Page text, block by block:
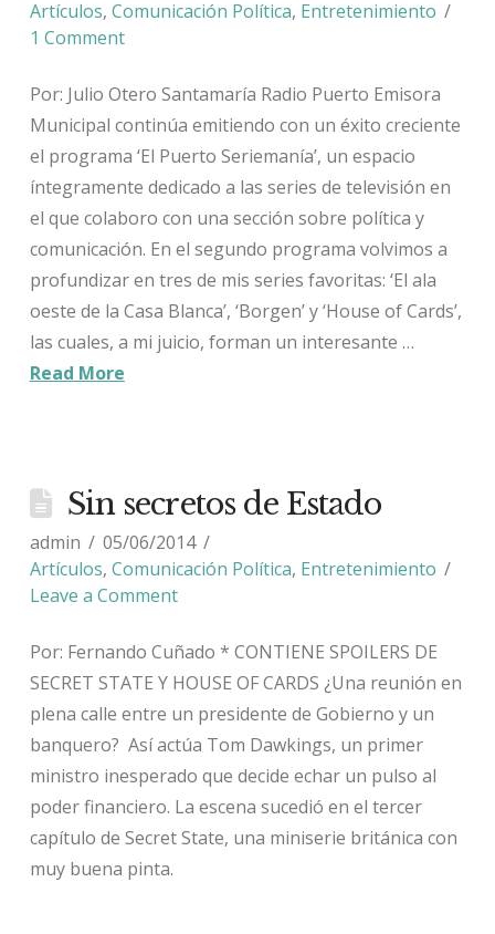
Artículos, Comunicación Política, Entretenimiento
1 Comment
Por: Julio Otero Santamaría Radio Puerto Emisora
Municipal continúa emitiendo con un éxito creciente
el programa ‘El Puerto Seriemanía’, un espacio
íntegramente dedicado a las series de televisión en
el que colaboro con una sección sobre política y
comunicación. En el segundo programa volvimos a
profundizar en tres de mis series favoritas: ‘El ala
oeste de la Casa Blanca’, ‘Borgen’ y ‘House of Cards’,
las cuales, a mi juicio, forman un interesante …
Read More
Sin secretos de Estado
admin
05/06/2014
Artículos, Comunicación Política, Entretenimiento
Leave a Comment
Por: Fernando Cuñado * CONTIENE SPOILERS DE
SECRET STATE Y HOUSE OF CARDS ¿Una reunión en
plena calle entre un presidente de Gobierno y un
banquero? Así actúa Tom Dawkings, un primer
ministro inesperado que decide echar un pulso al
poder financiero. La escena sucedió en el tercer
capítulo de Secret State, una miniserie británica con
muy buena pinta.